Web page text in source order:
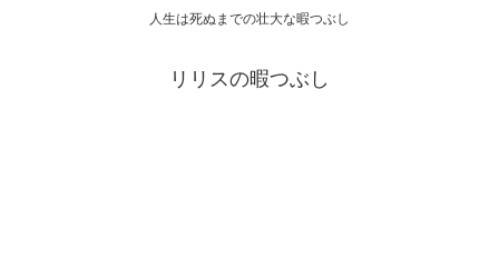
人生は死ぬまでの壮大な暇つぶし
リリスの暇つぶし